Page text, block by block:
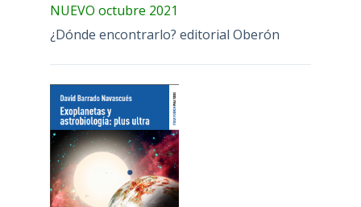
NUEVO octubre 2021
¿Dónde encontrarlo? editorial Oberón